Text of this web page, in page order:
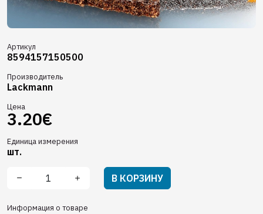
Артикул
8594157150500
Производитель
Lackmann
Цена
3.20€
Единица измерения
шт.
В КОРЗИНУ
Информация о товаре